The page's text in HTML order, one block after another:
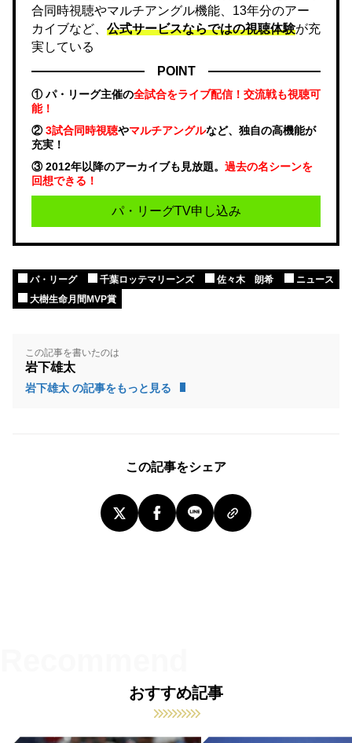
合同時視聴やマルチアングル機能、13年分のアー
カイブなど、 公式サービスならではの視聴体験が充
実している
POINT
① パ・リーグ主催の全試合をライブ配信！交流戦も視聴可
能！
②3試合同時視聴やマルチアングルなど、独自の高機能が
充実！
③ 2012年以降のアーカイブも見放題。 過去の名シーンを
回想できる！
パ・リーグTV申し込み
パ・リーグ 千葉ロッテマリーンズ 佐々木 朗希
ニュース
大樹生命月間MVP賞
この記事を書いたのは
岩下雄太
岩下雄太 の記事をもっと見る
この記事をシェア
おすすめ記事